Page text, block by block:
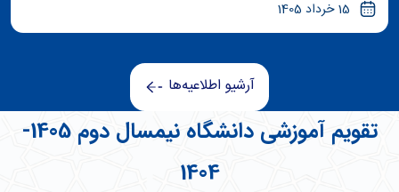
15 خرداد 1405
آرشیو اطلاعیه‌ها
تقویم آموزشی دانشگاه نیمسال دوم 1405-
1404